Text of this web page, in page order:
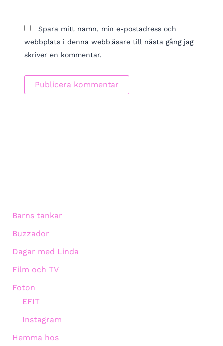
Spara mitt namn, min e-postadress och
webbplats i denna webbläsare till nästa gång jag
skriver en kommentar.
Barns tankar
Buzzador
Dagar med Linda
Film och TV
Foton
EFIT
Instagram
Hemma hos